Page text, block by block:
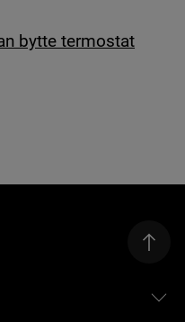
bytte termostat